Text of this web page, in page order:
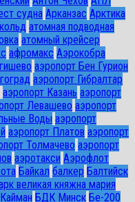
судна Арканзас Арктика
атомная подводная
атомный крейсер
афромакс Аэрокобра
аэропорт Бен Гурион
аэропорт Гибралтар
аэропорт Казань аэропорт
Левашево аэропорт
Воды аэропорт
аэропорт Платов аэропорт
Толмачево аэропорт
аэротакси Аэрофлот
Байкал балкер Балтийск
великая княжна мария
БДК Минск Бе-200